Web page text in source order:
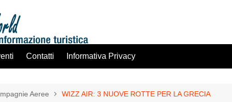
Contatti Informativa Privacy
Aeree WIZZ AIR: 3 NUOVE ROTTE PER LA GRECIA